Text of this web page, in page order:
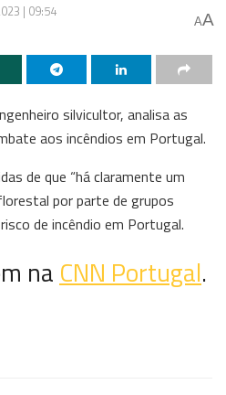
| 09:54
AA
silvicultor, analisa as
aos incêndios em Portugal.
de que “há claramente um
por parte de grupos
de incêndio em Portugal.
naCNN Portugal.